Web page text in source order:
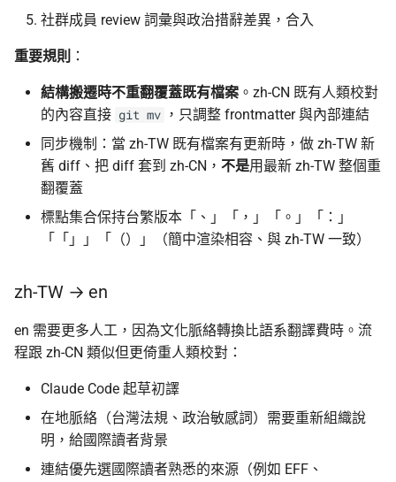
用 AI 工作時怎麼避免
社群成員 review 詞彙與政治措辭差異，合入
重要規則 ：
結構搬遷時不重翻覆蓋既有檔案 。zh-CN 既有人類校對
的內容直接 git mv ，只調整 frontmatter 與內部連結
同步機制：當 zh-TW 既有檔案有更新時，做 zh-TW 新
舊 diff、把 diff 套到 zh-CN， 不是用最新 zh-TW 整個重
翻覆蓋
標點集合保持台繁版本「、」「，」「。」「：」
「「」」「（）」（簡中渲染相容、與 zh-TW 一致）
zh-TW → en
en 需要更多人工，因為文化脈絡轉換比語系翻譯費時。流
程跟 zh-CN 類似但更倚重人類校對：
Claude Code 起草初譯
在地脈絡（台灣法規、政治敏感詞）需要重新組織說
明，給國際讀者背景
連結優先選國際讀者熟悉的來源（例如 EFF、